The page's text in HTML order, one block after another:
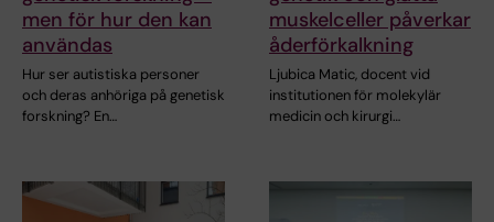
men för hur den kan
användas
Hur ser autistiska personer
och deras anhöriga på genetisk
forskning? En…
muskelceller påverkar
åderförkalkning
Ljubica Matic, docent vid
institutionen för molekylär
medicin och kirurgi…